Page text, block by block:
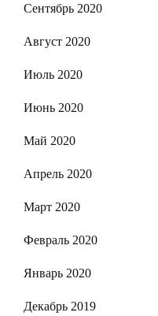
Сентябрь 2020
Август 2020
Июль 2020
Июнь 2020
Май 2020
Апрель 2020
Март 2020
Февраль 2020
Январь 2020
Декабрь 2019